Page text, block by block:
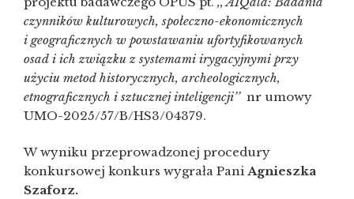
czynników kulturowych, społeczno-ekonomicznych
i geograficznych w powstawaniu ufortyfikowanych
osad i ich związku z systemami irygacyjnymi przy
użyciu metod historycznych, archeologicznych,
etnograficznych i sztucznej inteligencji’’ nr umowy
UMO-2025/57/B/HS3/04379.
W wyniku przeprowadzonej procedury
konkursowej konkurs wygrała Pani Agnieszka
Szaforz.